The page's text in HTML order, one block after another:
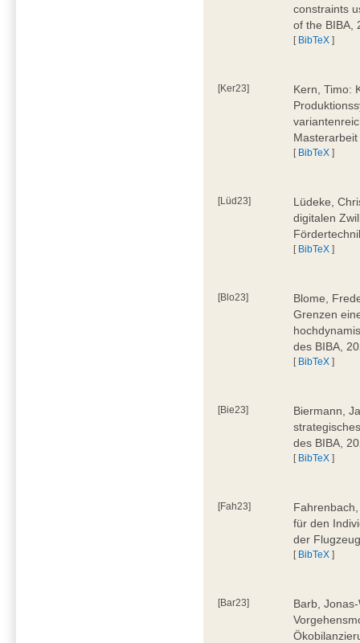
constraints
of the BIBA,
[ BibTeX ]
[Ker23]
Kern, Timo:
[ BibTeX ]
[Lüd23]
Lüdeke,
digitalen
[ BibTeX ]
[Blo23]
Blome,
Grenzen
des BIBA,
[ BibTeX ]
[Bie23]
Biermann,
des BIBA,
[ BibTeX ]
[Fah23]
für den
der
[ BibTeX ]
[Bar23]
Barb,